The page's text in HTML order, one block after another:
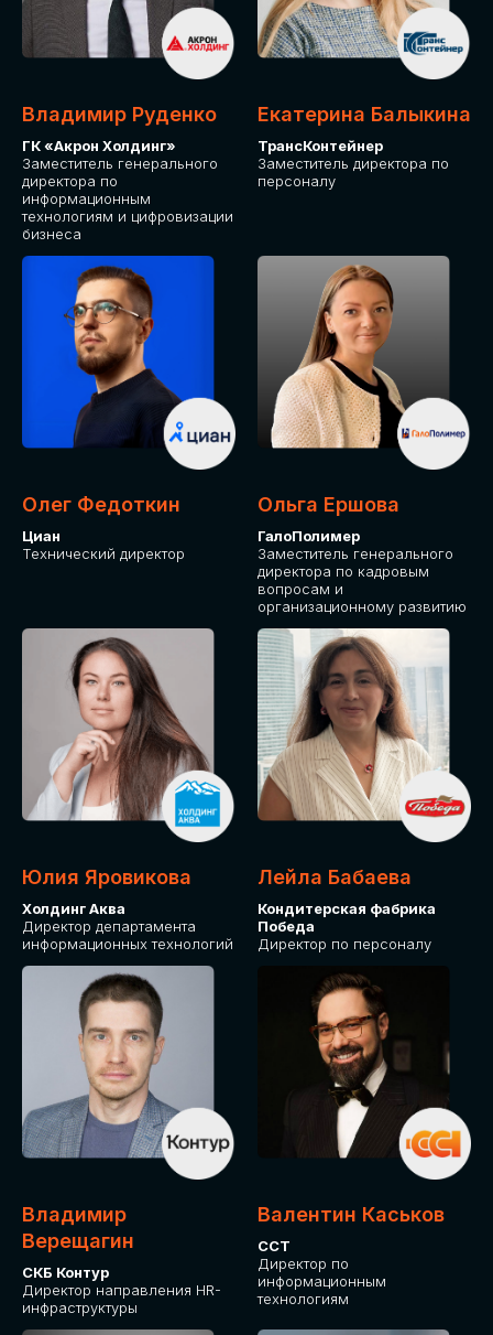
Владимир Руденко
ГК «Акрон Холдинг»
Заместитель генерального
директора по
информационным
технологиям и цифровизации
бизнеса
Екатерина Балыкина
ТрансКонтейнер
Заместитель директора по
персоналу
Олег Федоткин
Циан
Технический директор
Ольга Ершова
ГалоПолимер
Заместитель генерального
директора по кадровым
вопросам и
организационному развитию
Юлия Яровикова
Холдинг Аква
Директор департамента
информационных технологий
Лейла Бабаева
Кондитерская фабрика
Победа
Директор по персоналу
Владимир
Верещагин
СКБ Контур
Директор направления HR-
инфраструктуры
Валентин Каськов
ССТ
Директор по
информационным
технологиям